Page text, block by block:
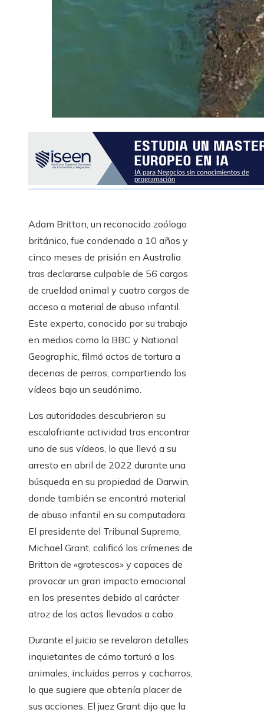
Adam Britton, un reconocido zoólogo
británico, fue condenado a 10 años y
cinco meses de prisión en Australia
tras declararse culpable de 56 cargos
de crueldad animal y cuatro cargos de
acceso a material de abuso infantil.
Este experto, conocido por su trabajo
en medios como la BBC y National
Geographic, filmó actos de tortura a
decenas de perros, compartiendo los
vídeos bajo un seudónimo.
Las autoridades descubrieron su
escalofriante actividad tras encontrar
uno de sus vídeos, lo que llevó a su
arresto en abril de 2022 durante una
búsqueda en su propiedad de Darwin,
donde también se encontró material
de abuso infantil en su computadora.
El presidente del Tribunal Supremo,
Michael Grant, calificó los crímenes de
Britton de «grotescos» y capaces de
provocar un gran impacto emocional
en los presentes debido al carácter
atroz de los actos llevados a cabo.
Durante el juicio se revelaron detalles
inquietantes de cómo torturó a los
animales, incluidos perros y cachorros,
lo que sugiere que obtenía placer de
sus acciones. El juez Grant dijo que la